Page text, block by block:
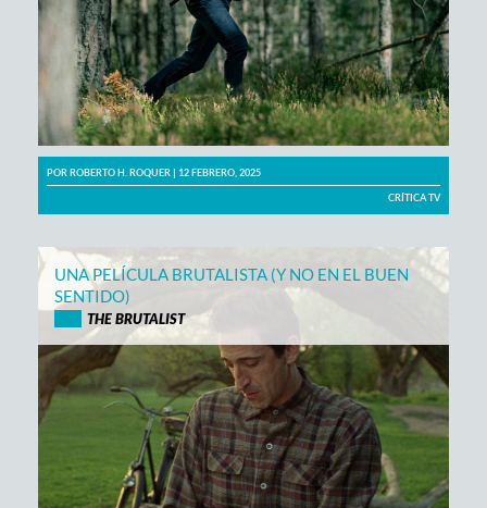
PORROBERTO H. ROQUER | 12 FEBRERO, 2025
CRÍTICA TV
UNA PELÍCULA BRUTALISTA (Y NO EN EL BUEN
SENTIDO)
THE BRUTALIST